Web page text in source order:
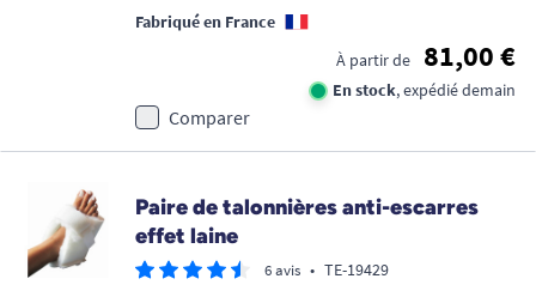
Fabriqué en France
À partir de
81,00 €
En stock, expédié demain
Comparer
Paire de talonnières anti-escarres
effet laine
6 avis • TE-19429